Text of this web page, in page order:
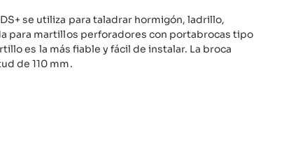
se utiliza para taladrar hormigón, ladrillo,
para martillos perforadores con portabrocas tipo
es la más fiable y fácil de instalar. La broca
de 110 mm.